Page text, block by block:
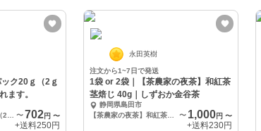
ク20ｇ（2ｇ
れます。
〜 702円 〜
+送料250円
永田英樹
注文から1~7日で発送
1袋 or 2袋｜【茶農家の夜茶】和紅茶
茎焙じ 40g｜しずおか金谷茶
静岡県島田市
【茶農家の夜茶】和紅茶茎焙じ 40ｇ×1袋
〜 1,000円〜
+送料230円